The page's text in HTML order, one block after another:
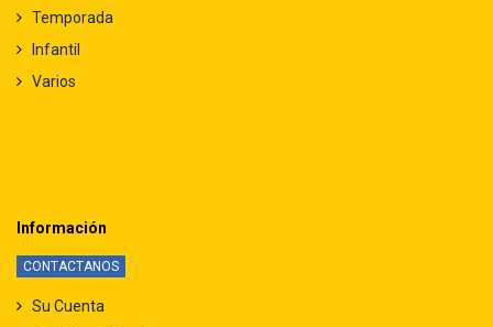
Temporada
Infantil
Varios
Información
CONTACTANOS
Su Cuenta